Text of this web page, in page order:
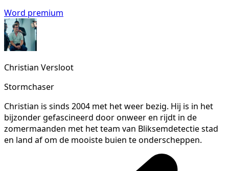
Word premium
Christian Versloot
Stormchaser
Christian is sinds 2004 met het weer bezig. Hij is in het
bijzonder gefascineerd door onweer en rijdt in de
zomermaanden met het team van Bliksemdetectie stad
en land af om de mooiste buien te onderscheppen.